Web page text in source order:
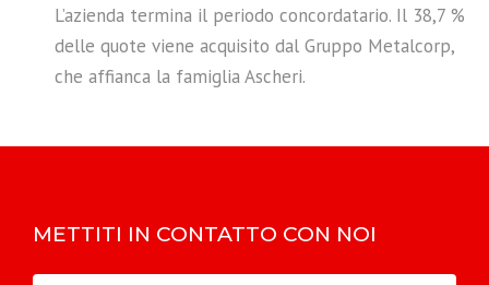
L’azienda termina il periodo concordatario. Il 38,7 %
delle quote viene acquisito dal Gruppo Metalcorp,
che affianca la famiglia Ascheri.
METTITI IN CONTATTO CON NOI